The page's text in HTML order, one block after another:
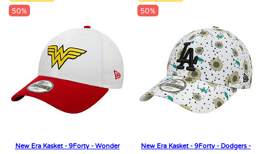
50%
New Era Kasket - 9Forty - Wonder
50%
New Era Kasket - 9Forty - Dodgers -